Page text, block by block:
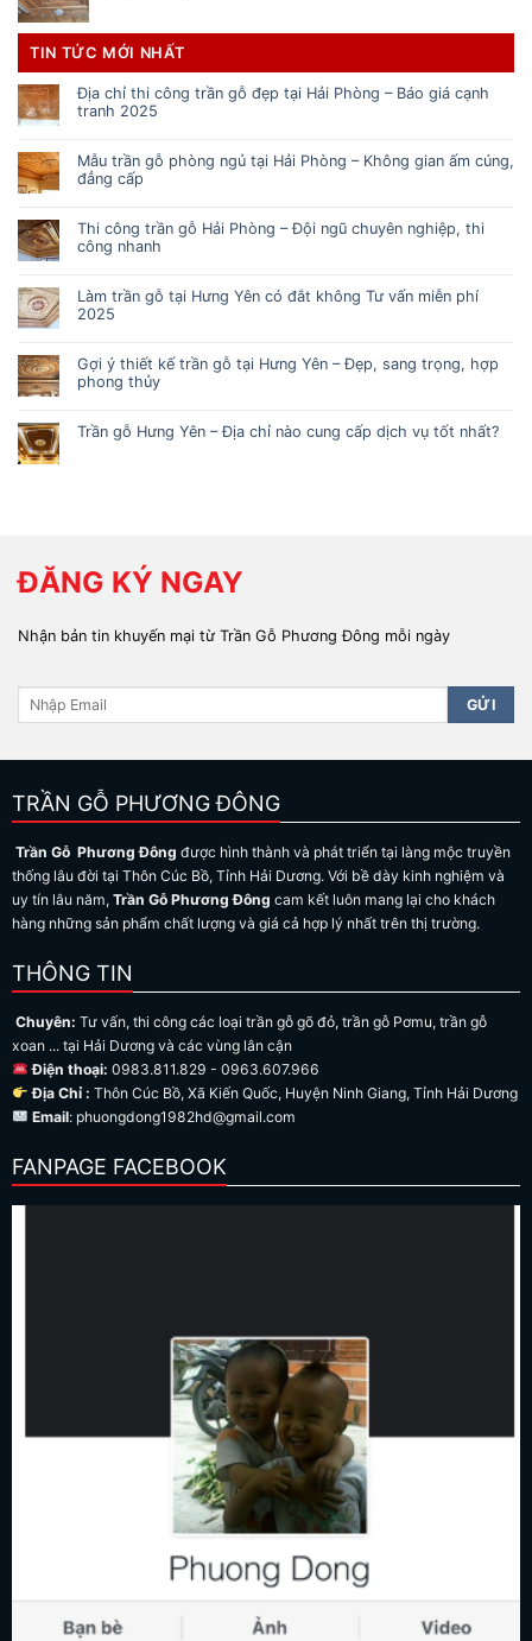
TIN TỨC MỚI NHẤT
Địa chỉ thi công trần gỗ đẹp tại Hải Phòng – Báo giá cạnh
tranh 2025
Mẫu trần gỗ phòng ngủ tại Hải Phòng – Không gian ấm cúng,
đẳng cấp
Thi công trần gỗ Hải Phòng – Đội ngũ chuyên nghiệp, thi
công nhanh
Làm trần gỗ tại Hưng Yên có đắt không Tư vấn miễn phí
2025
Gợi ý thiết kế trần gỗ tại Hưng Yên – Đẹp, sang trọng, hợp
phong thủy
Trần gỗ Hưng Yên – Địa chỉ nào cung cấp dịch vụ tốt nhất?
ĐĂNG KÝ NGAY
Nhận bản tin khuyến mại từ Trần Gỗ Phương Đông mỗi ngày
TRẦN GỖ PHƯƠNG ĐÔNG
Trần Gỗ Phương Đông được hình thành và phát triển tại làng mộc truyền
thống lâu đời tại Thôn Cúc Bồ, Tỉnh Hải Dương. Với bề dày kinh nghiệm và
uy tín lâu năm, Trần Gỗ Phương Đông cam kết luôn mang lại cho khách
hàng những sản phẩm chất lượng và giá cả hợp lý nhất trên thị trường.
THÔNG TIN
Chuyên: Tư vấn, thi công các loại trần gỗ gõ đỏ, trần gỗ Pơmu, trần gỗ
xoan ... tại Hải Dương và các vùng lân cận
Điện thoại: 0983.811.829 - 0963.607.966
Địa Chỉ : Thôn Cúc Bồ, Xã Kiến Quốc, Huyện Ninh Giang, Tỉnh Hải Dương
Email: phuongdong1982hd@gmail.com
FANPAGE FACEBOOK